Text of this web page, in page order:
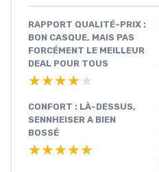
RAPPORT QUALITÉ-PRIX :
BON CASQUE, MAIS PAS
FORCÉMENT LE MEILLEUR
DEAL POUR TOUS
★★★★★
★★★★★
CONFORT : LÀ-DESSUS,
SENNHEISER A BIEN
BOSSÉ
★★★★★
★★★★★